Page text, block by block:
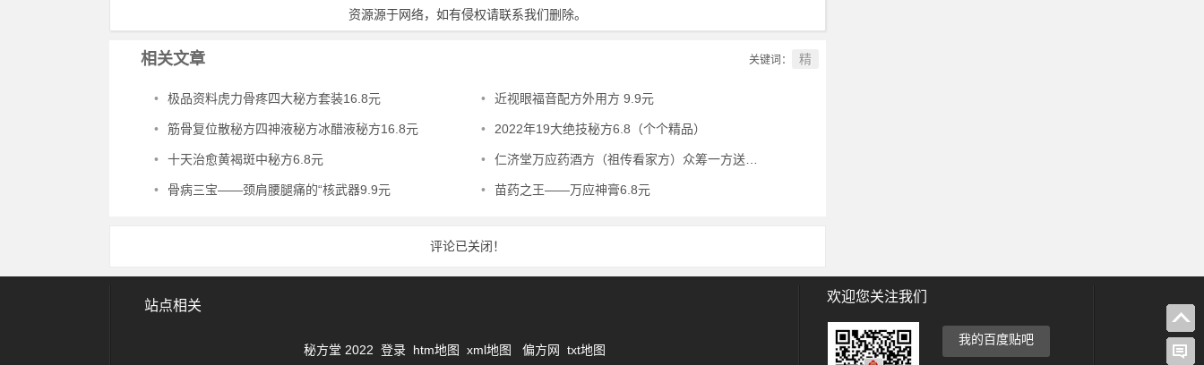
资源源于网络，如有侵权请联系我们删除。
相关文章 关键词： 精
• 极品资料虎力骨疼四大秘方套装16.8元 • 近视眼福音配方外用方 9.9元
• 筋骨复位散秘方四神液秘方冰醋液秘方16.8元 • 2022年19大绝技秘方6.8（个个精品）
• 十天治愈黄褐斑中秘方6.8元 • 仁济堂万应药酒方（祖传看家方）众筹一方送一方16.8元
• 骨病三宝——颈肩腰腿痛的“核武器9.9元 • 苗药之王——万应神膏6.8元
评论已关闭！
站点相关
秘方堂 2022 登录 htm地图 xml地图 偏方网 txt地图
欢迎您关注我们
我的百度贴吧